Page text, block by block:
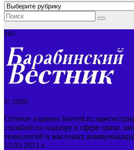
Рубрики
16+
© 2020
Сетевое издание barvest.ru
службой по надзору в сфере связи,
технологий и массовых
15.03.2021 г.